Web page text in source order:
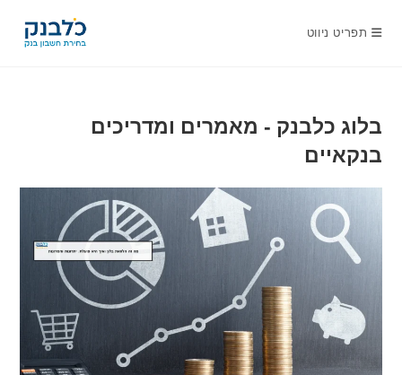
תפריט ניווט
בלוג כלבנק - מאמרים ומדריכים
בנקאיים